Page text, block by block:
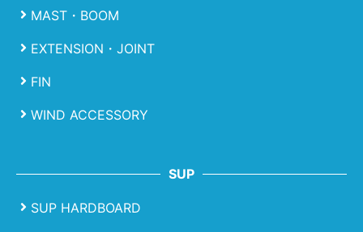
MAST・BOOM
EXTENSION・JOINT
FIN
WIND ACCESSORY
SUP
SUP HARDBOARD